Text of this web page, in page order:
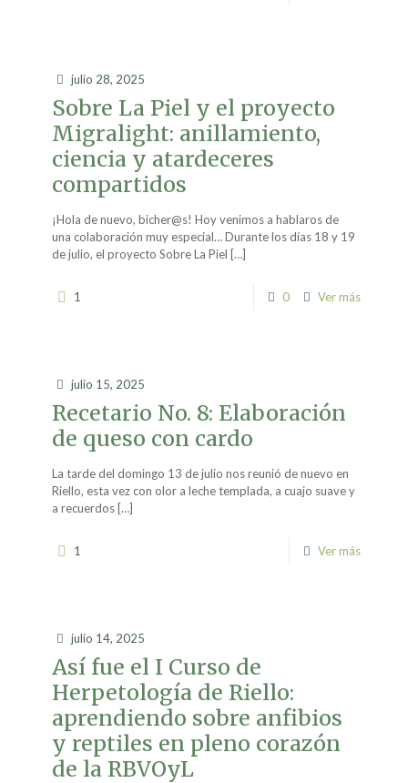
julio 28, 2025
Sobre La Piel y el proyecto
Migralight: anillamiento,
ciencia y atardeceres
compartidos
¡Hola de nuevo, bicher@s! Hoy venimos a hablaros de
una colaboración muy especial… Durante los días 18 y 19
de julio, el proyecto Sobre La Piel […]
1 0 Ver más
julio 15, 2025
Recetario No. 8: Elaboración
de queso con cardo
La tarde del domingo 13 de julio nos reunió de nuevo en
Riello, esta vez con olor a leche templada, a cuajo suave y
a recuerdos[…]
1 Ver más
julio 14, 2025
Así fue el I Curso de
Herpetología de Riello:
aprendiendo sobre anfibios
y reptiles en pleno corazón
de la RBVOyL